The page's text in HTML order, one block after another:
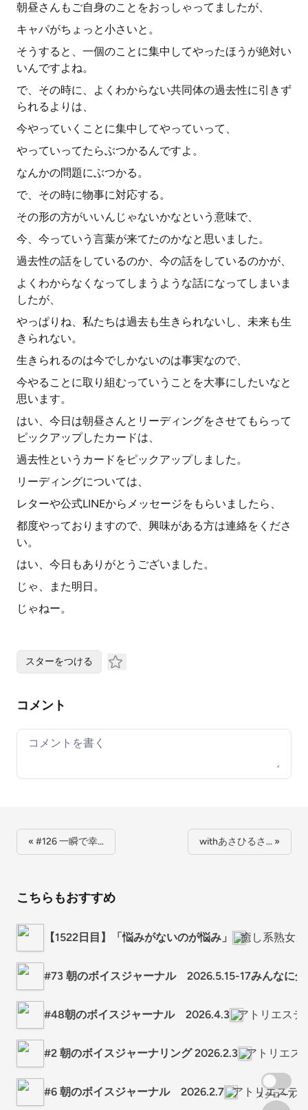
朝昼さんもご自身のことをおっしゃってましたが、
キャパがちょっと小さいと。
そうすると、一個のことに集中してやったほうが絶対い
いんですよね。
で、その時に、よくわからない共同体の過去性に引きず
られるよりは、
今やっていくことに集中してやっていって、
やっていってたらぶつかるんですよ。
なんかの問題にぶつかる。
で、その時に物事に対応する。
その形の方がいいんじゃないかなという意味で、
今、今っていう言葉が来てたのかなと思いました。
過去性の話をしているのか、今の話をしているのかが、
よくわからなくなってしまうような話になってしまいま
したが、
やっぱりね、私たちは過去も生きられないし、未来も生
きられない。
生きられるのは今でしかないのは事実なので、
今やることに取り組むっていうことを大事にしたいなと
思います。
はい、今日は朝昼さんとリーディングをさせてもらって
ピックアップしたカードは、
過去性というカードをピックアップしました。
リーディングについては、
レターや公式LINEからメッセージをもらいましたら、
都度やっておりますので、興味がある方は連絡をくださ
い。
はい、今日もありがとうございました。
じゃ、また明日。
じゃねー。
スターをつける
コメント
Your comment
« #126 一瞬で幸… withあさひるさ… »
こちらもおすすめ
【1522日目】「悩みがないのが悩み」 癒し系熟女
#73 朝のボイスジャーナル 2026.5.15-17みんなに
#48朝のボイスジャーナル 2026.4.3 アトリエステ
#2 朝のボイスジャーナリング 2026.2.3 アトリエス
#6 朝のボイスジャーナル 2026.2.7 アトリエステ
スクロール